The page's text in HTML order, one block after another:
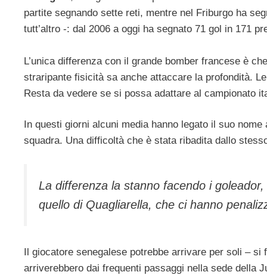
partite segnando sette reti, mentre nel Friburgo ha
tutt’altro -: dal 2006 a oggi ha segnato 71 gol in 171
L’unica differenza con il grande bomber francese è
straripante fisicità sa anche attaccare la profondità.
Resta da vedere se si possa adattare al campionato
In questi giorni alcuni media hanno legato il suo
squadra. Una difficoltà che è stata ribadita dallo
La differenza la stanno facendo i
quello di Quagliarella, che ci hanno
Il giocatore senegalese potrebbe arrivare per soli –
arriverebbero dai frequenti passaggi nella sede della